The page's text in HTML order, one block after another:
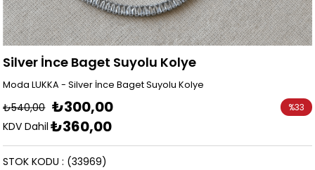
Silver İnce Baget Suyolu Kolye
Moda LUKKA - Silver İnce Baget Suyolu Kolye
₺540,00 ₺300,00
KDV Dahil ₺360,00
%33
(33969)
STOK KODU